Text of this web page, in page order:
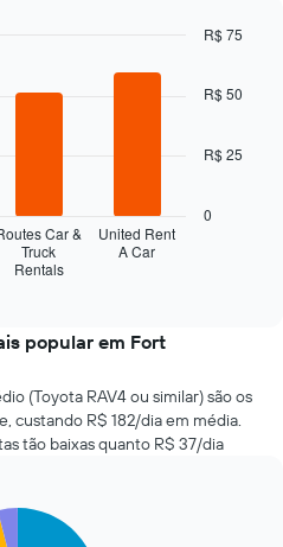
Car &
Truck
Rentals
United Rent
A Car
0
R$ 25
R$ 50
R$ 75
popular em Fort
(Toyota RAV4 ou similar) são os
custando R$ 182/dia em média.
tão baixas quanto R$ 37/dia